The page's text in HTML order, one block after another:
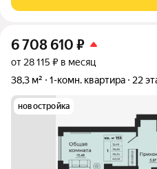
крупнейших мегаполисов юга
6 708 610 ₽
от 28 115 ₽ в месяц
38,3 м²
1-комн. квартира 22
новостройка